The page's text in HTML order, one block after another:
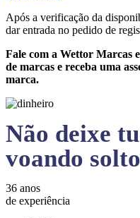
Após a verificação da
dar entrada no pedido de
Fale com a Wettor Marcas
de marcas e receba uma
marca.
Não deixe
voando
36 anos
de experiência